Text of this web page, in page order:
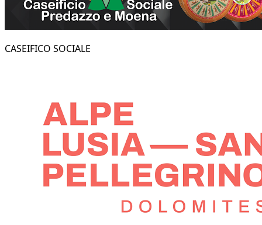
CASEIFICO SOCIALE